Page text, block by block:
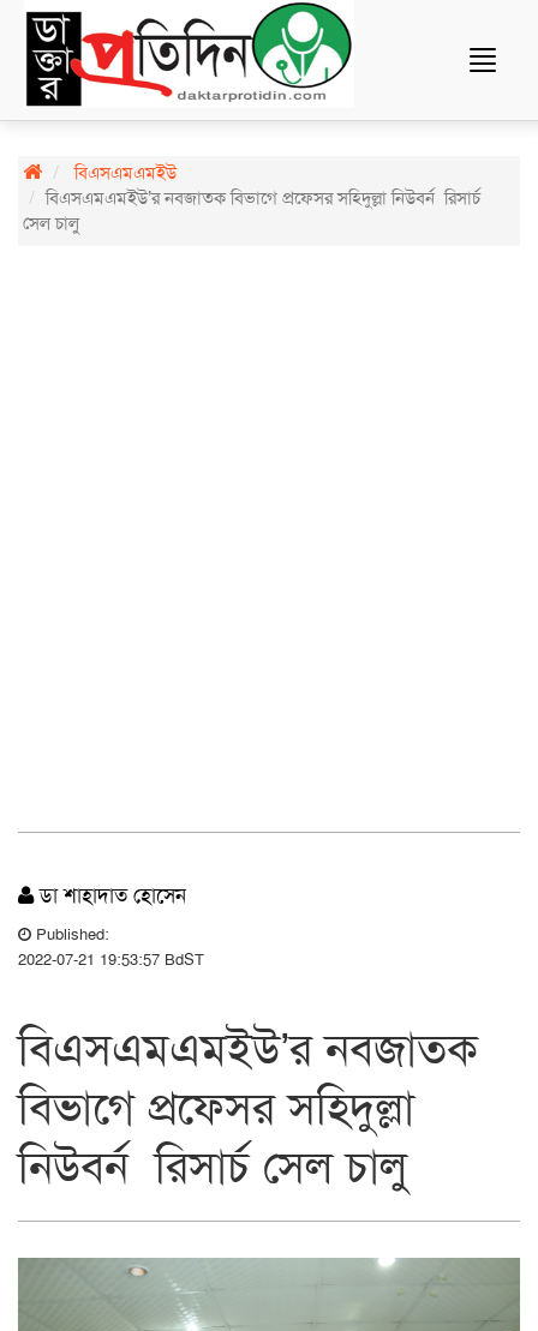
Toggle
বিএসএমএমইউ
বিএসএমএমইউ’র নবজাতক বিভাগে প্রফেসর সহিদুল্লা নিউবর্ন রিসার্চ
সেল চালু
ডা শাহাদাত হোসেন
Published:
2022-07-21 19:53:57 BdST
বিএসএমএমইউ’র নবজাতক
বিভাগে প্রফেসর সহিদুল্লা
নিউবর্ন রিসার্চ সেল চালু